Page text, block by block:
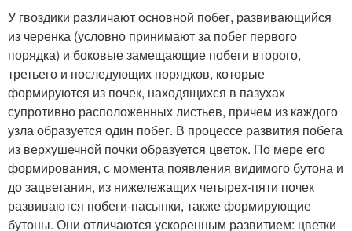
У гвоздики различают основной побег, развивающийся
из черенка (условно принимают за побег первого
порядка) и боковые замещающие побеги второго,
третьего и последующих порядков, которые
формируются из почек, находящихся в пазухах
супротивно расположенных листьев, причем из каждого
узла образуется один побег. В процессе развития побега
из верхушечной почки образуется цветок. По мере его
формирования, с момента появления видимого бутона и
до зацветания, из нижележащих четырех-пяти почек
развиваются побеги-пасынки, также формирующие
бутоны. Они отличаются ускоренным развитием: цветки